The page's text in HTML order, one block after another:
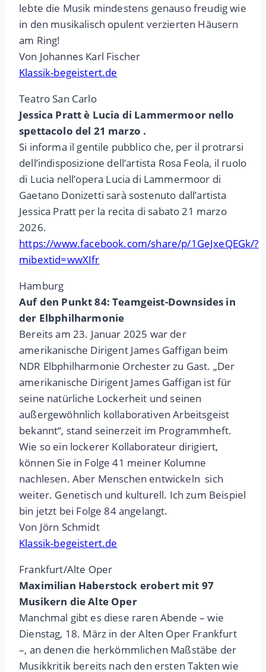
lebte die Musik mindestens genauso freudig wie
in den musikalisch opulent verzierten Häusern
am Ring!
Von Johannes Karl Fischer
Klassik-begeistert.de
Teatro San Carlo
Jessica Pratt è Lucia di Lammermoor nello
spettacolo del 21 marzo .
Si informa il gentile pubblico che, per il protrarsi
dell’indisposizione dell’artista Rosa Feola, il ruolo
di Lucia nell’opera Lucia di Lammermoor di
Gaetano Donizetti sarà sostenuto dall’artista
Jessica Pratt per la recita di sabato 21 marzo
2026.
https://www.facebook.com/share/p/1GeJxeQEGk/?
mibextid=wwXIfr
Hamburg
Auf den Punkt 84: Teamgeist-Downsides in
der Elbphilharmonie
Bereits am 23. Januar 2025 war der
amerikanische Dirigent James Gaffigan beim
NDR Elbphilharmonie Orchester zu Gast. „Der
amerikanische Dirigent James Gaffigan ist für
seine natürliche Lockerheit und seinen
außergewöhnlich kollaborativen Arbeitsgeist
bekannt“, stand seinerzeit im Programmheft.
Wie so ein lockerer Kollaborateur dirigiert,
können Sie in Folge 41 meiner Kolumne
nachlesen. Aber Menschen entwickeln sich
weiter. Genetisch und kulturell. Ich zum Beispiel
bin jetzt bei Folge 84 angelangt.
Von Jörn Schmidt
Klassik-begeistert.de
Frankfurt/Alte Oper
Maximilian Haberstock erobert mit 97
Musikern die Alte Oper
Manchmal gibt es diese raren Abende – wie
Dienstag, 18. März in der Alten Oper Frankfurt
–, an denen die herkömmlichen Maßstäbe der
Musikkritik bereits nach den ersten Takten wie